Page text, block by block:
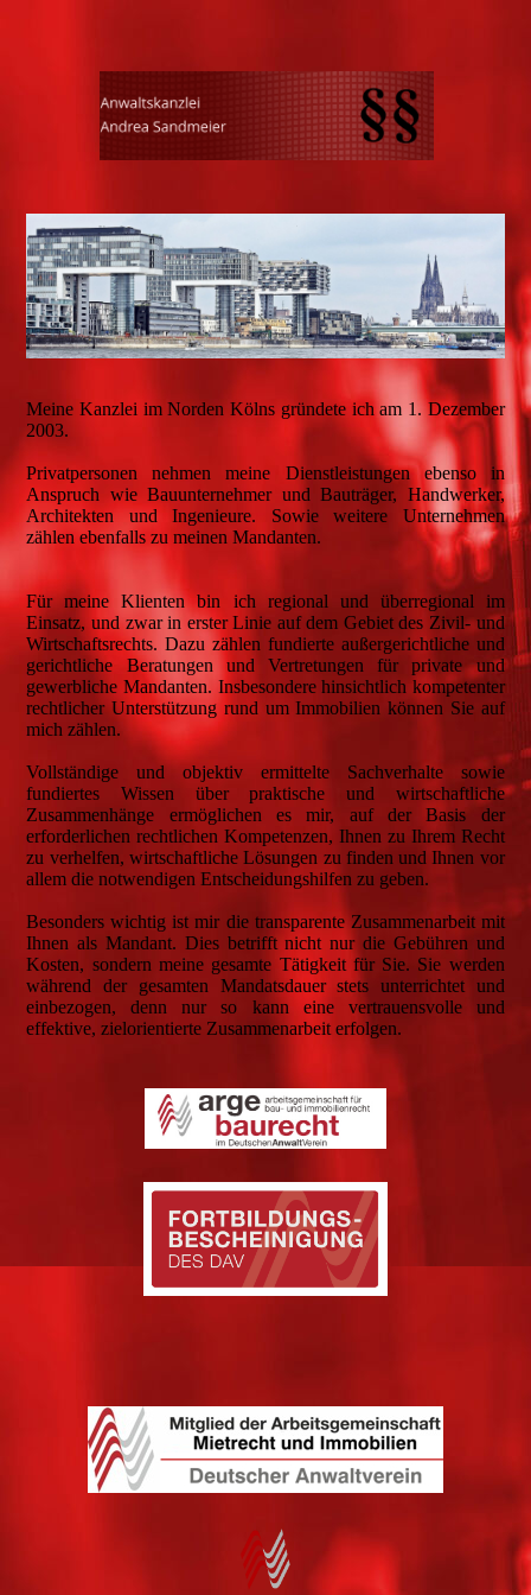
Meine Kanzlei im Norden Kölns gründete ich am 1. Dezember
2003.
Privatpersonen nehmen meine Dienstleistungen ebenso in
Anspruch wie Bauunternehmer und Bauträger, Handwerker,
Architekten und Ingenieure. Sowie weitere Unternehmen
zählen ebenfalls zu meinen Mandanten.
Für meine Klienten bin ich regional und überregional im
Einsatz, und zwar in erster Linie auf dem Gebiet des Zivil- und
Wirtschaftsrechts. Dazu zählen fundierte außergerichtliche und
gerichtliche Beratungen und Vertretungen für private und
gewerbliche Mandanten. Insbesondere hinsichtlich kompetenter
rechtlicher Unterstützung rund um Immobilien können Sie auf
mich zählen.
Vollständige und objektiv ermittelte Sachverhalte sowie
fundiertes Wissen über praktische und wirtschaftliche
Zusammenhänge ermöglichen es mir, auf der Basis der
erforderlichen rechtlichen Kompetenzen, Ihnen zu Ihrem Recht
zu verhelfen, wirtschaftliche Lösungen zu finden und Ihnen vor
allem die notwendigen Entscheidungshilfen zu geben.
Besonders wichtig ist mir die transparente Zusammenarbeit mit
Ihnen als Mandant. Dies betrifft nicht nur die Gebühren und
Kosten, sondern meine gesamte Tätigkeit für Sie. Sie werden
während der gesamten Mandatsdauer stets unterrichtet und
einbezogen, denn nur so kann eine vertrauensvolle und
effektive, zielorientierte Zusammenarbeit erfolgen.